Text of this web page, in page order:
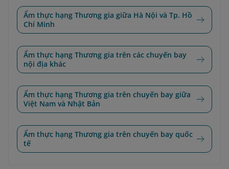
Ẩm thực hạng Thương gia giữa Hà Nội và Tp. Hồ
Chí Minh
Ẩm thực hạng Thương gia trên các chuyến bay
nội địa khác
Ẩm thực hạng Thương gia trên chuyến bay giữa
Việt Nam và Nhật Bản
Ẩm thực hạng Thương gia trên chuyến bay quốc
tế